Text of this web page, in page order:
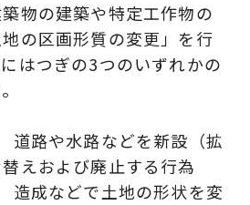
物の建築や特定工作物の
の区画形質の変更」を行
はつぎの3つのいずれかの
道路や水路などを新設（拡
えおよび廃止する行為
造成などで土地の形状を変